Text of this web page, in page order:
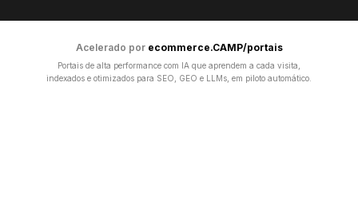
Acelerado por ecommerce.CAMP/portais
Portais de alta performance com IA que aprendem a cada visita,
indexados e otimizados para SEO, GEO e LLMs, em piloto automático.